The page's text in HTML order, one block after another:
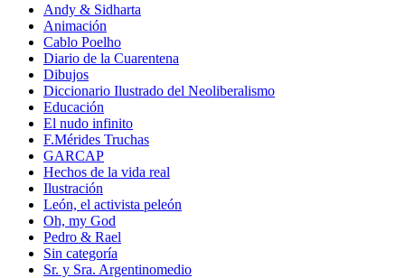
Andy & Sidharta
Animación
Cablo Poelho
Diario de la Cuarentena
Dibujos
Diccionario Ilustrado del Neoliberalismo
Educación
El nudo infinito
F.Mérides Truchas
GARCAP
Hechos de la vida real
Ilustración
León, el activista peleón
Oh, my God
Pedro & Rael
Sin categoría
Sr. y Sra. Argentinomedio